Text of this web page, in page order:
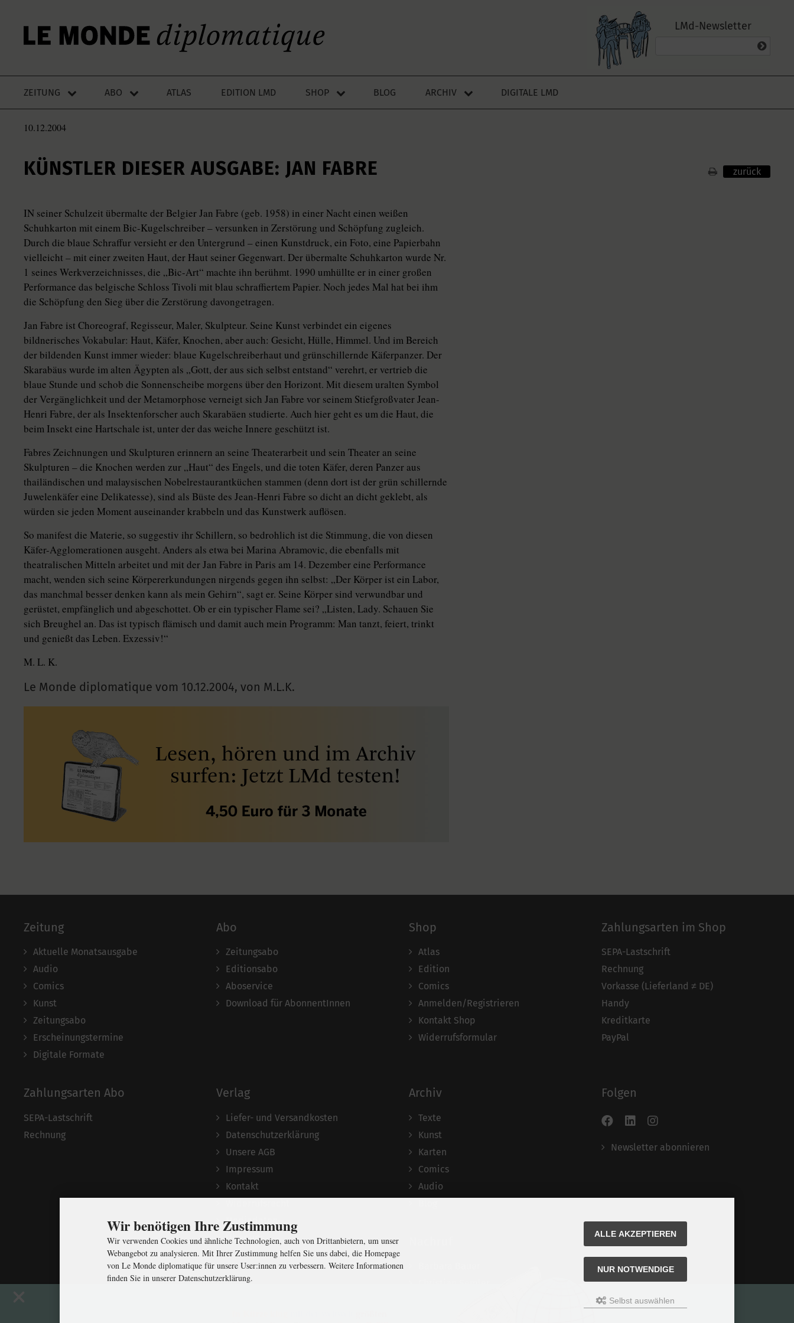
LMd-Newsletter
ZEITUNG ABO ATLAS EDITION LMD SHOP BLOG ARCHIV DIGITALE LMD
10.12.2004
KÜNSTLER DIESER AUSGABE: JAN FABRE zurück
IN seiner Schulzeit übermalte der Belgier Jan Fabre (geb. 1958) in einer Nacht einen weißen
Schuhkarton mit einem Bic-Kugelschreiber – versunken in Zerstörung und Schöpfung zugleich.
Durch die blaue Schraffur versieht er den Untergrund – einen Kunstdruck, ein Foto, eine Papierbahn
vielleicht – mit einer zweiten Haut, der Haut seiner Gegenwart. Der übermalte Schuhkarton wurde Nr.
1 seines Werkverzeichnisses, die „Bic-Art“ machte ihn berühmt. 1990 umhüllte er in einer großen
Performance das belgische Schloss Tivoli mit blau schraffiertem Papier. Noch jedes Mal hat bei ihm
die Schöpfung den Sieg über die Zerstörung davongetragen.
Jan Fabre ist Choreograf, Regisseur, Maler, Skulpteur. Seine Kunst verbindet ein eigenes
bildnerisches Vokabular: Haut, Käfer, Knochen, aber auch: Gesicht, Hülle, Himmel. Und im Bereich
der bildenden Kunst immer wieder: blaue Kugelschreiberhaut und grünschillernde Käferpanzer. Der
Skarabäus wurde im alten Ägypten als „Gott, der aus sich selbst entstand“ verehrt, er vertrieb die
blaue Stunde und schob die Sonnenscheibe morgens über den Horizont. Mit diesem uralten Symbol
der Vergänglichkeit und der Metamorphose verneigt sich Jan Fabre vor seinem Stiefgroßvater Jean-
Henri Fabre, der als Insektenforscher auch Skarabäen studierte. Auch hier geht es um die Haut, die
beim Insekt eine Hartschale ist, unter der das weiche Innere geschützt ist.
Fabres Zeichnungen und Skulpturen erinnern an seine Theaterarbeit und sein Theater an seine
Skulpturen – die Knochen werden zur „Haut“ des Engels, und die toten Käfer, deren Panzer aus
thailändischen und malaysischen Nobelrestaurantküchen stammen (denn dort ist der grün schillernde
Juwelenkäfer eine Delikatesse), sind als Büste des Jean-Henri Fabre so dicht an dicht geklebt, als
würden sie jeden Moment auseinander krabbeln und das Kunstwerk auflösen.
So manifest die Materie, so suggestiv ihr Schillern, so bedrohlich ist die Stimmung, die von diesen
Käfer-Agglomerationen ausgeht. Anders als etwa bei Marina Abramovic, die ebenfalls mit
theatralischen Mitteln arbeitet und mit der Jan Fabre in Paris am 14. Dezember eine Performance
macht, wenden sich seine Körpererkundungen nirgends gegen ihn selbst: „Der Körper ist ein Labor,
das manchmal besser denken kann als mein Gehirn“, sagt er. Seine Körper sind verwundbar und
gerüstet, empfänglich und abgeschottet. Ob er ein typischer Flame sei? „Listen, Lady. Schauen Sie
sich Breughel an. Das ist typisch flämisch und damit auch mein Programm: Man tanzt, feiert, trinkt
und genießt das Leben. Exzessiv!“
M. L. K.
Le Monde diplomatique vom 10.12.2004, von M.L.K.
Zeitung
Aktuelle Monatsausgabe
Audio
Comics
Kunst
Zeitungsabo
Erscheinungstermine
Digitale Formate
Abo
Zeitungsabo
Editionsabo
Aboservice
Download für AbonnentInnen
Shop
Atlas
Edition
Comics
Anmelden/Registrieren
Kontakt Shop
Widerrufsformular
Zahlungsarten im Shop
SEPA-Lastschrift
Rechnung
Vorkasse (Lieferland ≠ DE)
Handy
Kreditkarte
PayPal
Zahlungsarten Abo
SEPA-Lastschrift
Rechnung
Verlag
Liefer- und Versandkosten
Datenschutzerklärung
Unsere AGB
Impressum
Kontakt
Mediadaten
Über uns
Archiv
Texte
Kunst
Karten
Comics
Audio
Folgen
Newsletter abonnieren
Wir benötigen Ihre Zustimmung
Wir verwenden Cookies und ähnliche Technologien, auch von Drittanbietern, um unser
Webangebot zu analysieren. Mit Ihrer Zustimmung helfen Sie uns dabei, die Homepage
von Le Monde diplomatique für unsere User:innen zu verbessern. Weitere Informationen
finden Sie in unserer Datenschutzerklärung.
ALLE AKZEPTIEREN
NUR NOTWENDIGE
Selbst auswählen